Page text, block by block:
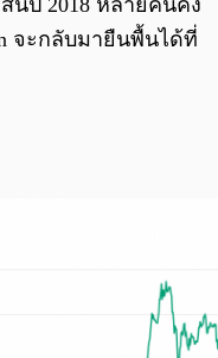
นปี 2018 หลายคนคง
จะกลับมายืนพื้นได้ที่